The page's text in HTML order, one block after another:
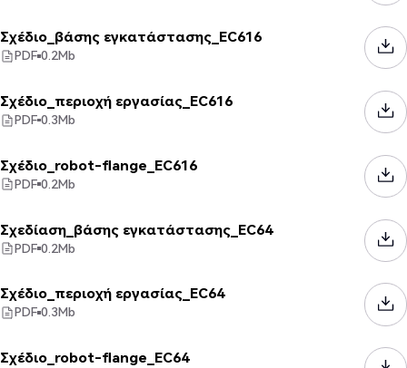
Σχέδιο_βάσης εγκατάστασης_EC616
PDF 0.2Mb
Σχέδιο_περιοχή εργασίας_EC616
PDF 0.3Mb
Σχέδιο_robot-flange_EC616
PDF 0.2Mb
Σχεδίαση_βάσης εγκατάστασης_EC64
PDF 0.2Mb
Σχέδιο_περιοχή εργασίας_EC64
PDF 0.3Mb
Σχέδιο_robot-flange_EC64